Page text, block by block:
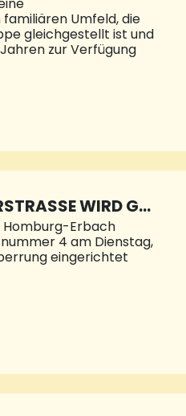
Ladens. Er hob
von Anke Micha
Umfeld, die
gleichgestellt ist und
zur Verfügung
bietet das
als
Erneut haben sich
weiterqualifiziert.
fand jüngst die
der Begegnung in
von Landrat Dr.
Erste
den „frisch
die
der
als besonders
hervor. Er unterstrich:
WIRD GESP
Erbach
4 am Dienstag,
eingerichtet
ein Kanaleinbruch. Die
noch bis zum 18.